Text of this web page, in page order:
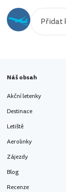
Náš obsah
Akční letenky
Destinace
Letiště
Aerolinky
Zájezdy
Blog
Recenze